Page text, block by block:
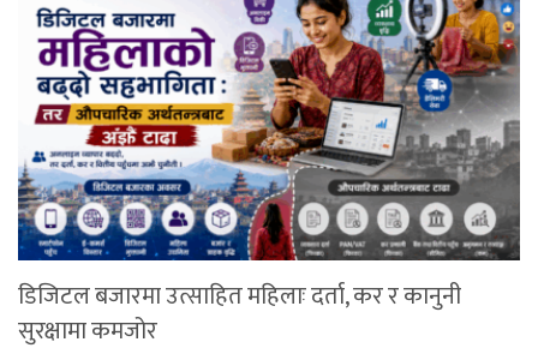
डिजिटल बजारमा उत्साहित महिलाः दर्ता, कर र कानुनी
सुरक्षामा कमजोर